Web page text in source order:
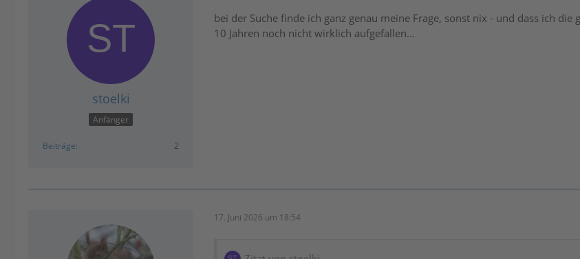
stoelki
Anfänger
Beiträge 2
bei der Suche finde ich ganz genau meine Frage, sonst nix - und dass ich
10 Jahren noch nicht wirklich aufgefallen...
17. Juni 2026 um 18:54